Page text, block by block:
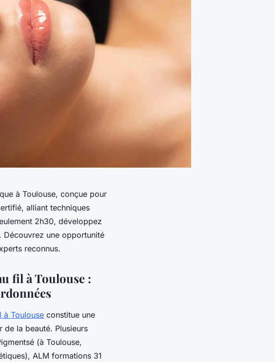
à Toulouse, conçue pour
alliant techniques
2h30, développez
Découvrez une opportunité
reconnus.
fil à Toulouse :
à Toulouse constitue une
de la beauté. Plusieurs
(à Toulouse,
ALM formations 31